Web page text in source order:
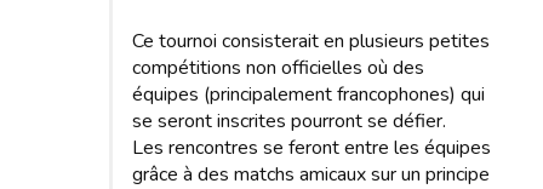
Ce tournoi consisterait en plusieurs petites
compétitions non officielles où des
équipes (principalement francophones) qui
se seront inscrites pourront se défier.
Les rencontres se feront entre les équipes
grâce à des matchs amicaux sur un principe